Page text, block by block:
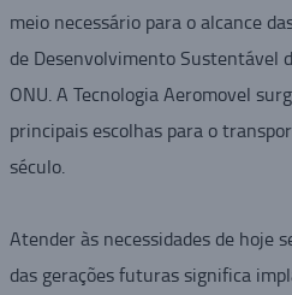
meio necessário para o alcance
de Desenvolvimento Sustentável
ONU. A Tecnologia Aeromovel
principais escolhas para o
século.
Atender às necessidades de hoje
das gerações futuras significa